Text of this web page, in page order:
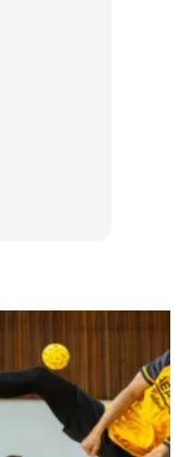
25,